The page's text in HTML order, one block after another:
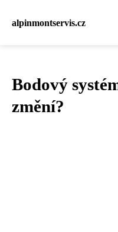
alpinmontservis.cz
Bodový
změní?